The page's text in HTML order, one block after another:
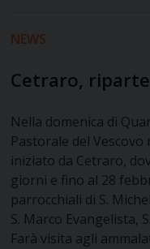
NEWS
Cetraro,
Nella domenica di
Pastorale del Vescovo
iniziato da Cetraro,
giorni e fino al 28
parrocchiali di S.
S. Marco Evangelista,
Farà visita agli